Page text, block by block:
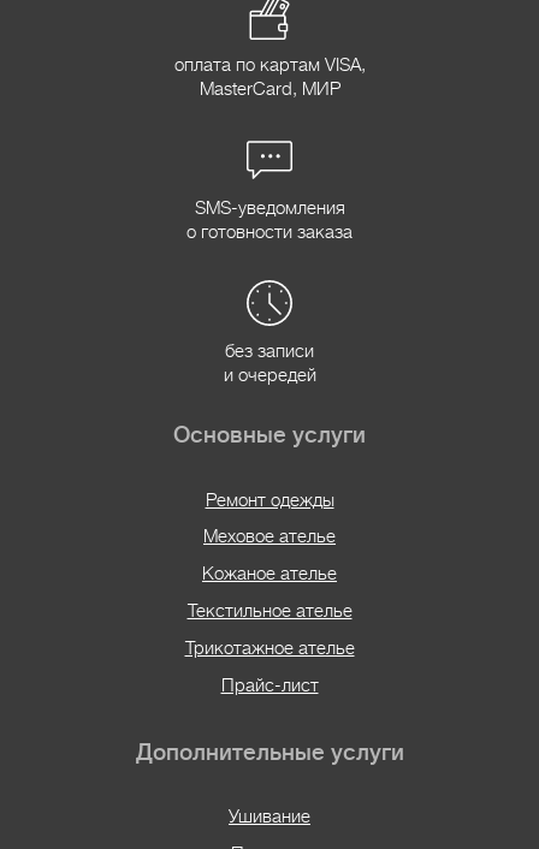
оплата по картам VISA,
MasterCard, МИР
SMS-уведомления
о готовности заказа
без записи
и очередей
Основные услуги
Ремонт одежды
Меховое ателье
Кожаное ателье
Текстильное ателье
Трикотажное ателье
Прайс-лист
Дополнительные услуги
Ушивание